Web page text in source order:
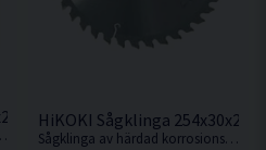
30T
i hårt och mjukt trä.
HiKOKI Sågklinga
Sågklinga av härdad korrosionsbeständigt stål för kapning i hårt och mjukt trä.